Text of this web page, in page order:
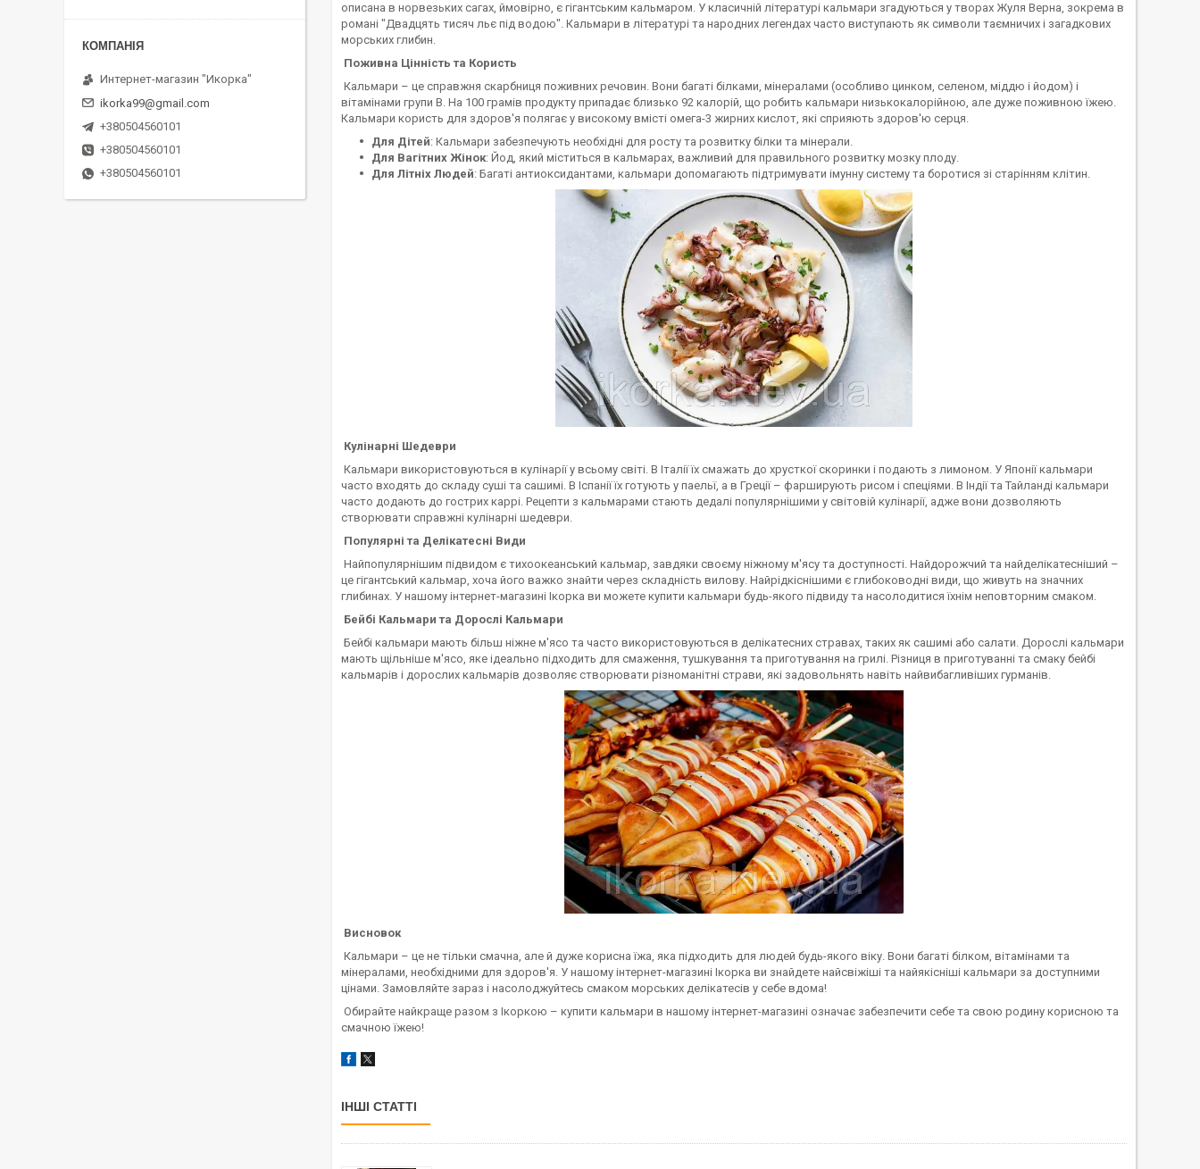
описана в норвезьких сагах, ймовірно, є гігантським кальмаром. У класичній літературі кальмари згадуються у творах Жуля Верна, зокрема в
романі "Двадцять тисяч льє під водою". Кальмари в літературі та народних легендах часто виступають як символи таємничих і загадкових
морських глибин.
Поживна Цінність та Користь
Кальмари – це справжня скарбниця поживних речовин. Вони багаті білками, мінералами (особливо цинком, селеном, міддю і йодом) і
вітамінами групи В. На 100 грамів продукту припадає близько 92 калорій, що робить кальмари низькокалорійною, але дуже поживною їжею.
Кальмари користь для здоров'я полягає у високому вмісті омега-3 жирних кислот, які сприяють здоров'ю серця.
Для Дітей: Кальмари забезпечують необхідні для росту та розвитку білки та мінерали.
Для Вагітних Жінок: Йод, який міститься в кальмарах, важливий для правильного розвитку мозку плоду.
Для Літніх Людей: Багаті антиоксидантами, кальмари допомагають підтримувати імунну систему та боротися зі старінням клітин.
Кулінарні Шедеври
Кальмари використовуються в кулінарії у всьому світі. В Італії їх смажать до хрусткої скоринки і подають з лимоном. У Японії кальмари
часто входять до складу суші та сашимі. В Іспанії їх готують у паельї, а в Греції – фарширують рисом і спеціями. В Індії та Тайланді кальмари
часто додають до гострих каррі. Рецепти з кальмарами стають дедалі популярнішими у світовій кулінарії, адже вони дозволяють
створювати справжні кулінарні шедеври.
Популярні та Делікатесні Види
Найпопулярнішим підвидом є тихоокеанський кальмар, завдяки своєму ніжному м'ясу та доступності. Найдорожчий та найделікатесніший –
це гігантський кальмар, хоча його важко знайти через складність вилову. Найрідкіснішими є глибоководні види, що живуть на значних
глибинах. У нашому інтернет-магазині Ікорка ви можете купити кальмари будь-якого підвиду та насолодитися їхнім неповторним смаком.
Бейбі Кальмари та Дорослі Кальмари
Бейбі кальмари мають більш ніжне м'ясо та часто використовуються в делікатесних стравах, таких як сашимі або салати. Дорослі кальмари
мають щільніше м'ясо, яке ідеально підходить для смаження, тушкування та приготування на грилі. Різниця в приготуванні та смаку бейбі
кальмарів і дорослих кальмарів дозволяє створювати різноманітні страви, які задовольнять навіть найвибагливіших гурманів.
Висновок
Кальмари – це не тільки смачна, але й дуже корисна їжа, яка підходить для людей будь-якого віку. Вони багаті білком, вітамінами та
мінералами, необхідними для здоров'я. У нашому інтернет-магазині Ікорка ви знайдете найсвіжіші та найякісніші кальмари за доступними
цінами. Замовляйте зараз і насолоджуйтесь смаком морських делікатесів у себе вдома!
Обирайте найкраще разом з Ікоркою – купити кальмари в нашому інтернет-магазині означає забезпечити себе та свою родину корисною та
смачною їжею!
ІНШІ СТАТТІ
Интернет-магазин "Икорка"
ikorka99@gmail.com
+380504560101
+380504560101
+380504560101